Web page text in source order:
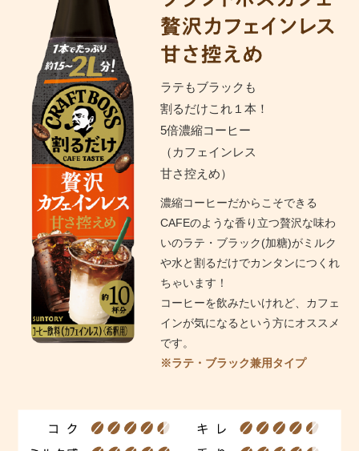
ラテもブラックも
割るだけこれ１本！
5倍濃縮コーヒー
（カフェインレス
甘さ控えめ）
濃縮コーヒーだからこそできる
CAFEのような香り立つ贅沢な味わ
いのラテ・ブラック(加糖)がミルク
や水と割るだけでカンタンにつくれ
ちゃいます！
コーヒーを飲みたいけれど、カフェ
インが気になるという方にオススメ
です。
※ラテ・ブラック兼用タイプ